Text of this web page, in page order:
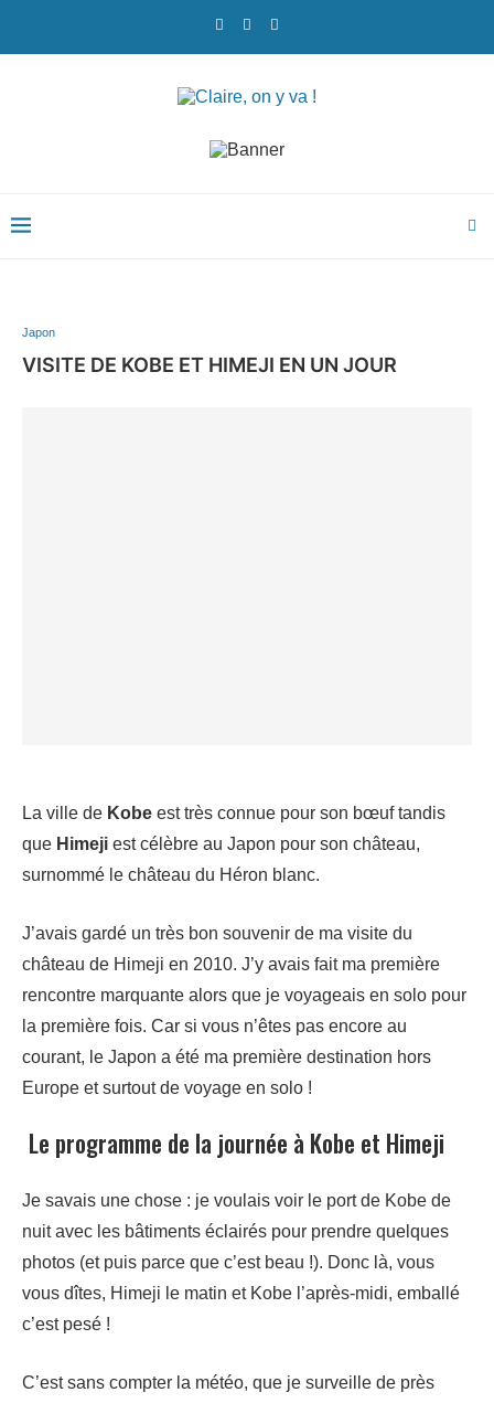
Japon
VISITE DE KOBE ET HIMEJI EN UN JOUR
La ville de Kobe est très connue pour son bœuf tandis
que Himeji est célèbre au Japon pour son château,
surnommé le château du Héron blanc.
J’avais gardé un très bon souvenir de ma visite du
château de Himeji en 2010. J’y avais fait ma première
rencontre marquante alors que je voyageais en solo pour
la première fois. Car si vous n’êtes pas encore au
courant, le Japon a été ma première destination hors
Europe et surtout de voyage en solo !
Le programme de la journée à Kobe et Himeji
Je savais une chose : je voulais voir le port de Kobe de
nuit avec les bâtiments éclairés pour prendre quelques
photos (et puis parce que c’est beau !). Donc là, vous
vous dîtes, Himeji le matin et Kobe l’après-midi, emballé
c’est pesé !
C’est sans compter la météo, que je surveille de près